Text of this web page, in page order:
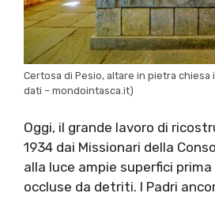
Certosa di Pesio, altare in pietra
dati – mondointasca.it)
Oggi, il grande lavoro di
1934 dai Missionari della
alla luce ampie superfici
occluse da detriti. I Padri